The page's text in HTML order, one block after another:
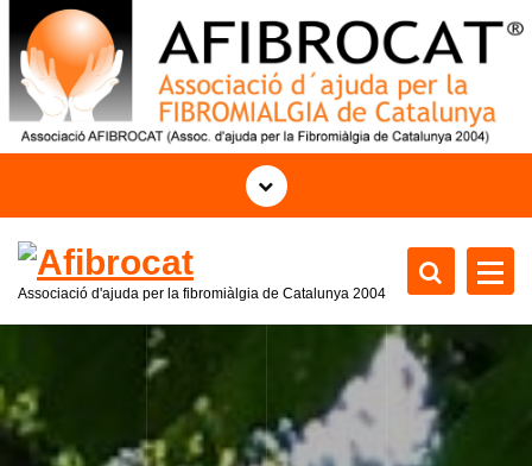
o
n
Associació d'ajuda per la fibromiàlgia de Catalunya 2004